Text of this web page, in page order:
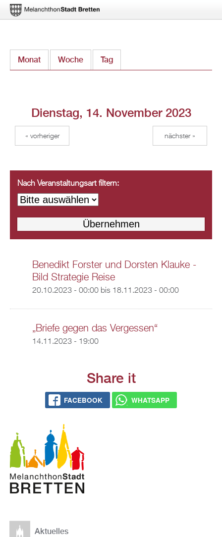
zum
Monat Woche Tag
Dienstag, 14. November 2023
« vorheriger nächster »
Nach Veranstaltungsart filtern:
Benedikt Forster und Dorsten Klauke -
Bild Strategie Reise
20.10.2023 - 00:00bis 18.11.2023 - 00:00
„Briefe gegen das Vergessen“
14.11.2023 - 19:00
Share it
FACEBOOK WHATSAPP
Aktuelles